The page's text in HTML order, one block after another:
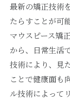
最新の矯正技術
たらすことが可
マウスピース矯
から、日常生活
技術により、見
ことで健康面も
ル技術によって